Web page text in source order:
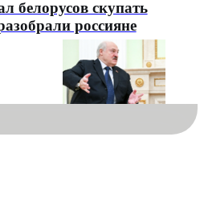
белорусов скупать
россияне